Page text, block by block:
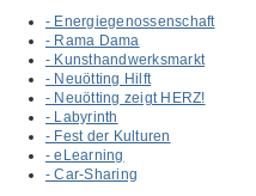
- Energiegenossenschaft
- Rama Dama
- Kunsthandwerksmarkt
- Neuötting Hilft
- Neuötting zeigt HERZ!
- Labyrinth
- Fest der Kulturen
- eLearning
- Car-Sharing